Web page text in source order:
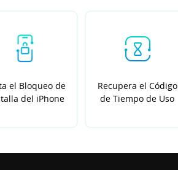
el Bloqueo de
del iPhone
Recupera el Código
de Tiempo de Uso